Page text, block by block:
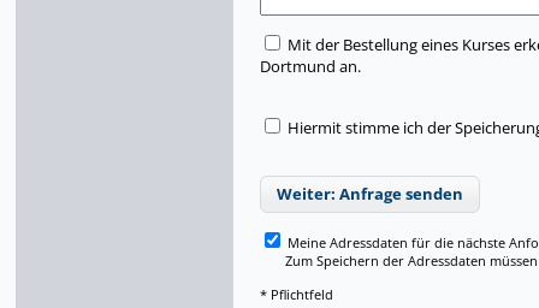
Mit der Bestellung eines Kurses
Dortmund an.
Hiermit stimme ich der
Weiter: Anfrage senden
Meine Adressdaten für die nächste
Zum Speichern der Adressdaten müssen
* Pflichtfeld